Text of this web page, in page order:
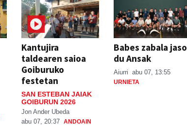
Kantujira
taldearen saioa
Goiburuko
festetan
SAN ESTEBAN JAIAK
GOIBURUN 2026
Jon Ander Ubeda
abu 07, 20:37 ANDOAIN
Babes zabala jaso
du Ansak
Aiurri abu 07, 13:55
URNIETA